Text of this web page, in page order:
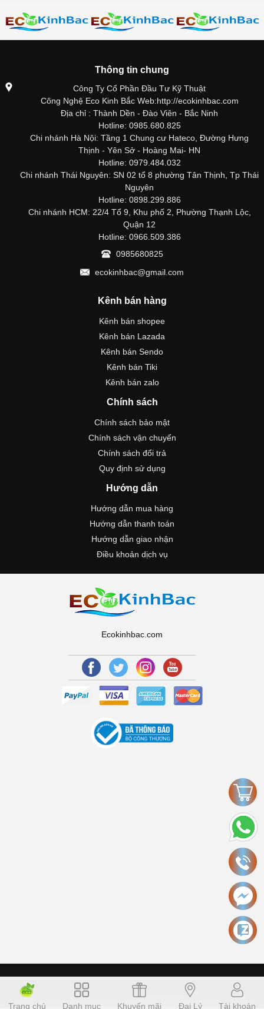
Thông tin chung
Công Ty Cổ Phần Đầu Tư Kỹ Thuật
Công Nghệ Eco Kinh Bắc Web:http://ecokinhbac.com
Địa chỉ : Thành Dền - Đào Viên - Bắc Ninh
Hotline: 0985.680.825
Chi nhánh Hà Nội: Tầng 1 Chung cư Hateco, Đường Hưng
Thịnh - Yên Sở - Hoàng Mai- HN
Hotline: 0979.484.032
Chi nhánh Thái Nguyên: SN 02 tổ 8 phường Tân Thịnh, Tp Thái
Nguyên
Hotline: 0898.299.886
Chi nhánh HCM: 22/4 Tổ 9, Khu phố 2, Phường Thạnh Lộc,
Quận 12
Hotline: 0966.509.386
0985680825
ecokinhbac@gmail.com
Kênh bán hàng
Kênh bán shopee
Kênh bán Lazada
Kênh bán Sendo
Kênh bán Tiki
Kênh bán zalo
Chính sách
Chính sách bảo mật
Chính sách vận chuyển
Chính sách đổi trả
Quy định sử dụng
Hướng dẫn
Hướng dẫn mua hàng
Hướng dẫn thanh toán
Hướng dẫn giao nhận
Điều khoản dịch vụ
Ecokinhbac.com
ecokinhbac.com
Cung cấp bởi Sapo
Trang chủ
Danh mục Khuyến mãi Đại Lý Tài khoản